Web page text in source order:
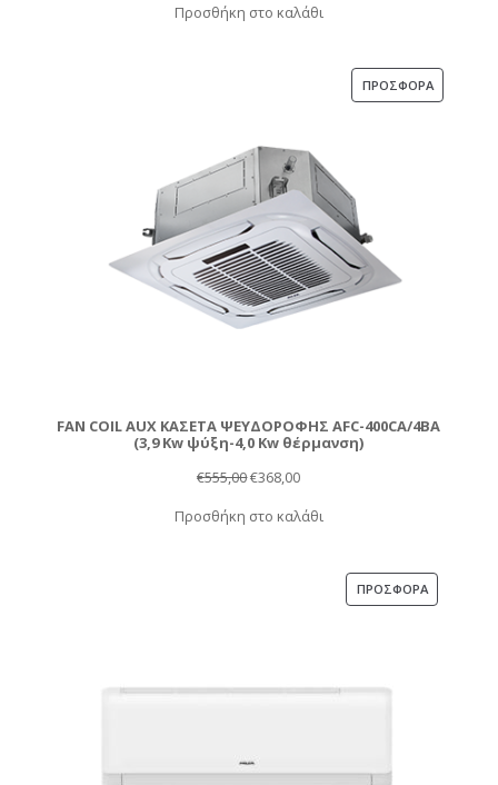
was:
τιμή
€450,00.
Προσθήκη στο καλάθι
ΠΡΟΣΦΟΡΆΠΡΟΪΌΝ
FAN COIL AUX ΚΑΣΕΤΑ ΨΕΥΔΟΡΟΦΗΣ AFC-400CA/4BA
(3,9 Kw ψύξη-4,0 Kw θέρμανση)
€555,00Original
was:
€368,00Η
τιμή
€368,00.
Προσθήκη στο καλάθι
ΠΡΟΣΦΟΡΆΠΡΟΪΌΝ